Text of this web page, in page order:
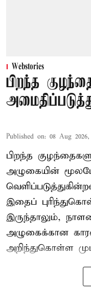
Webstories
பிறந்த
Published on: 08 Aug
பிறந்த
அழுகையின்
இதைப்
இருந்தாலும்,
அழுகைக்கான
அறிந்துகொள்ள